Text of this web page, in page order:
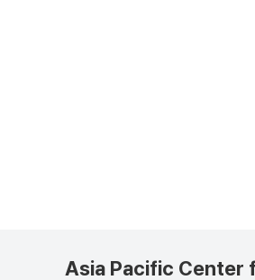
Asia Pacific Center